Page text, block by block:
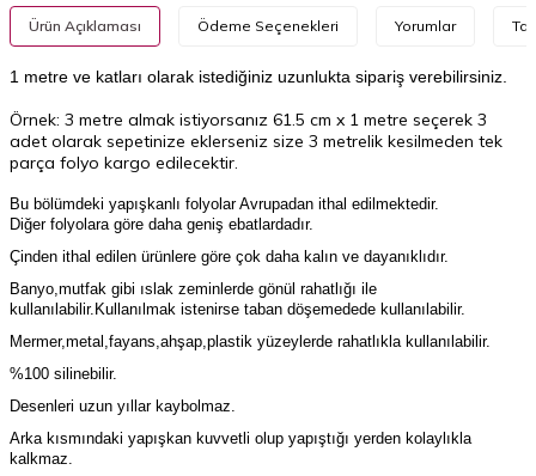
Ürün Açıklaması Ödeme Seçenekleri Yorumlar
1 metre ve katları olarak istediğiniz uzunlukta sipariş verebilirsiniz.
Örnek: 3 metre almak istiyorsanız 61.5 cm x 1 metre seçerek 3
adet olarak sepetinize eklerseniz size 3 metrelik kesilmeden tek
parça folyo kargo edilecektir.
Bu bölümdeki yapışkanlı folyolar Avrupadan ithal edilmektedir.
Diğer folyolara göre daha geniş ebatlardadır.
Çinden ithal edilen ürünlere göre çok daha kalın ve dayanıklıdır.
Banyo,mutfak gibi ıslak zeminlerde gönül rahatlığı ile
kullanılabilir.Kullanılmak istenirse taban döşemedede kullanılabilir.
Mermer,metal,fayans,ahşap,plastik yüzeylerde rahatlıkla kullanılabilir.
%100 silinebilir.
Desenleri uzun yıllar kaybolmaz.
Arka kısmındaki yapışkan kuvvetli olup yapıştığı yerden kolaylıkla
kalkmaz.